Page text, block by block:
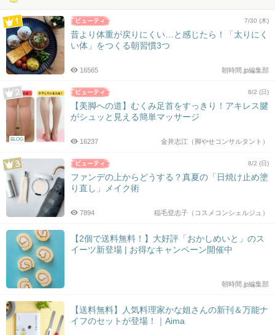
7/30 (木)
昔より体重が戻りにくい…と感じたら！「太りにく
い体」をつくる朝習慣3つ
朝時間.jp編集部
16565
BLOG
8/2 (日)
【美脚への道】むくみ足首をすっきり！アキレス腱
がシュッと見える簡単マッサージ
金井志江（脚やせコンサルタント）
16237
8/2 (日)
ファンデの上からどうする？真夏の「日焼け止め塗
り直し」メイク術
稲毛登志子（コスメコンシェルジュ）
7894
【2個で送料無料！】大好評「おかしめいと」のス
イーツ新登場 | お得なキャンペーン開催中
朝時間.jp編集部
【送料無料】人気料理家かな姐さんの新刊＆万能ナ
イフのセットが登場！｜Aima